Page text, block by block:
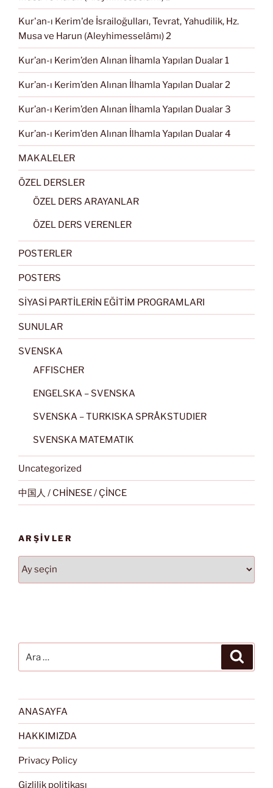
Kur'an-ı Kerim'de İsrailoğulları, Tevrat, Yahudilik, Hz.
Musa ve Harun (Aleyhimesselâmı) 2
Kur’an-ı Kerim’den Alınan İlhamla Yapılan Dualar 1
Kur’an-ı Kerim’den Alınan İlhamla Yapılan Dualar 2
Kur’an-ı Kerim’den Alınan İlhamla Yapılan Dualar 3
Kur’an-ı Kerim’den Alınan İlhamla Yapılan Dualar 4
MAKALELER
ÖZEL DERSLER
ÖZEL DERS ARAYANLAR
ÖZEL DERS VERENLER
POSTERLER
POSTERS
SİYASİ PARTİLERİN EĞİTİM PROGRAMLARI
SUNULAR
SVENSKA
AFFISCHER
ENGELSKA – SVENSKA
SVENSKA – TURKISKA SPRÅKSTUDIER
SVENSKA MATEMATIK
Uncategorized
中国人 / CHİNESE / ÇİNCE
ARŞIVLER
Arşivler
ANASAYFA
HAKKIMIZDA
Privacy Policy
Gizlilik politikası